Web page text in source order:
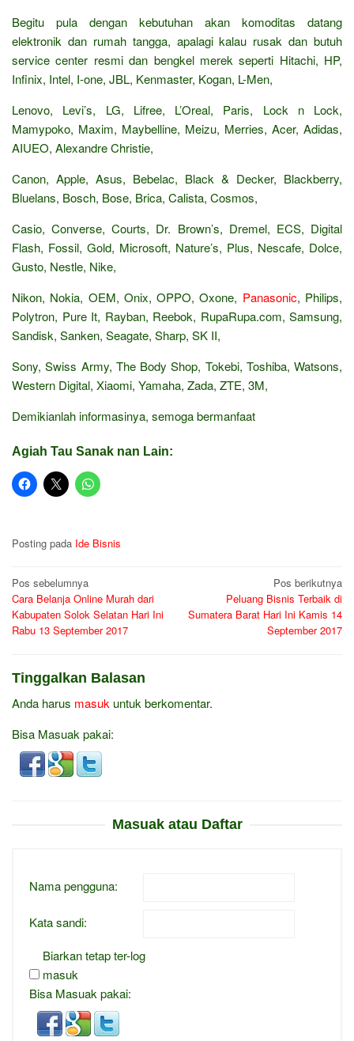
Begitu pula dengan kebutuhan akan komoditas datang
elektronik dan rumah tangga, apalagi kalau rusak dan butuh
service center resmi dan bengkel merek seperti Hitachi, HP,
Infinix, Intel, I-one, JBL, Kenmaster, Kogan, L-Men,
Lenovo, Levi’s, LG, Lifree, L’Oreal, Paris, Lock n Lock,
Mamypoko, Maxim, Maybelline, Meizu, Merries, Acer, Adidas,
AIUEO, Alexandre Christie,
Canon, Apple, Asus, Bebelac, Black & Decker, Blackberry,
Bluelans, Bosch, Bose, Brica, Calista, Cosmos,
Casio, Converse, Courts, Dr. Brown’s, Dremel, ECS, Digital
Flash, Fossil, Gold, Microsoft, Nature’s, Plus, Nescafe, Dolce,
Gusto, Nestle, Nike,
Nikon, Nokia, OEM, Onix, OPPO, Oxone, Panasonic, Philips,
Polytron, Pure It, Rayban, Reebok, RupaRupa.com, Samsung,
Sandisk, Sanken, Seagate, Sharp, SK II,
Sony, Swiss Army, The Body Shop, Tokebi, Toshiba, Watsons,
Western Digital, Xiaomi, Yamaha, Zada, ZTE, 3M,
Demikianlah informasinya, semoga bermanfaat
Agiah Tau Sanak nan Lain:
Posting pada Ide Bisnis
Navigasi
pos
Pos sebelumnya
Cara Belanja Online Murah dari
Kabupaten Solok Selatan Hari Ini
Rabu 13 September 2017
Pos berikutnya
Peluang Bisnis Terbaik di
Sumatera Barat Hari Ini Kamis 14
September 2017
Tinggalkan Balasan
Anda harus masuk untuk berkomentar.
Bisa Masuak pakai:
Masuak atau Daftar
Nama pengguna:
Kata sandi:
Biarkan tetap ter-log
masuk
Bisa Masuak pakai: